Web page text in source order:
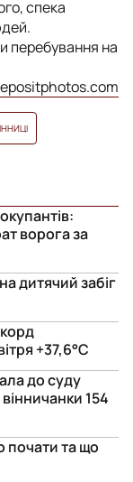
спека
перебування на
ворога за
дитячий забіг
+37,6°С
до суду
154
почати та що